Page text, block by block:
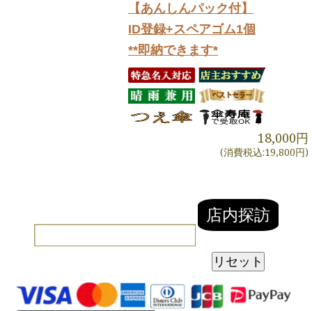
【あんしんパック付】
ID登録+スペアゴム1個
**即納できます*
18,000円
(消費税込:19,800円)